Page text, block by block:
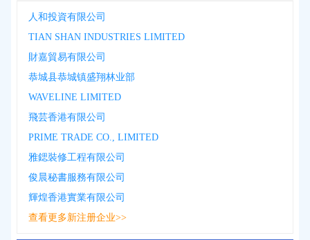
人和投資有限公司
TIAN SHAN INDUSTRIES LIMITED
財嘉貿易有限公司
恭城县恭城镇盛翔林业部
WAVELINE LIMITED
飛芸香港有限公司
PRIME TRADE CO., LIMITED
雅鍶裝修工程有限公司
俊晨秘書服務有限公司
輝煌香港實業有限公司
查看更多新注册企业>>